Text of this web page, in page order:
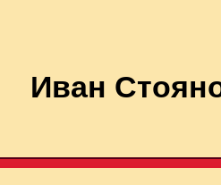
Иван